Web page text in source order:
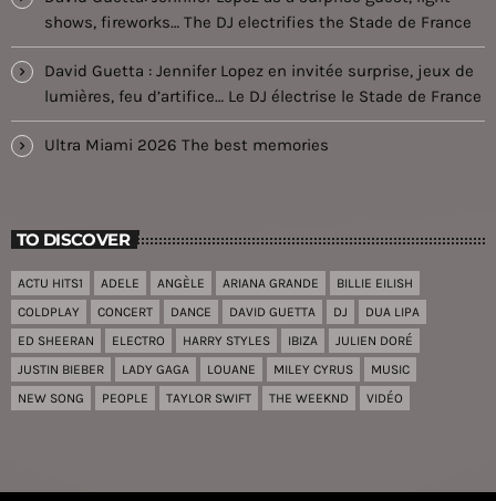
shows, fireworks… The DJ electrifies the Stade de France
David Guetta : Jennifer Lopez en invitée surprise, jeux de
lumières, feu d’artifice… Le DJ électrise le Stade de France
Ultra Miami 2026 The best memories
TO DISCOVER
ACTU HITS1 ADELE ANGÈLE ARIANA GRANDE
BILLIE EILISH
COLDPLAY
CONCERT DANCE DAVID GUETTA DJ
DUA LIPA
ED SHEERAN
ELECTRO HARRY STYLES IBIZA
JULIEN DORÉ
JUSTIN BIEBER
LADY GAGA LOUANE MILEY CYRUS
MUSIC
NEW SONG
PEOPLE TAYLOR SWIFT THE WEEKND VIDÉO